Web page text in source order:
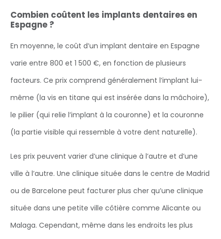
Combien coûtent les implants dentaires en
Espagne ?
En moyenne, le coût d’un implant dentaire en Espagne
varie entre 800 et 1 500 €, en fonction de plusieurs
facteurs. Ce prix comprend généralement l’implant lui-
même (la vis en titane qui est insérée dans la mâchoire),
le pilier (qui relie l’implant à la couronne) et la couronne
(la partie visible qui ressemble à votre dent naturelle).
Les prix peuvent varier d’une clinique à l’autre et d’une
ville à l’autre. Une clinique située dans le centre de Madrid
ou de Barcelone peut facturer plus cher qu’une clinique
située dans une petite ville côtière comme Alicante ou
Malaga. Cependant, même dans les endroits les plus